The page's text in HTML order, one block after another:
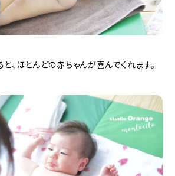
、ほとんどの赤ちゃんが喜んでくれます。